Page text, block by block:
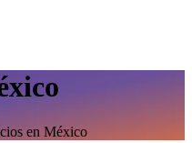
en México